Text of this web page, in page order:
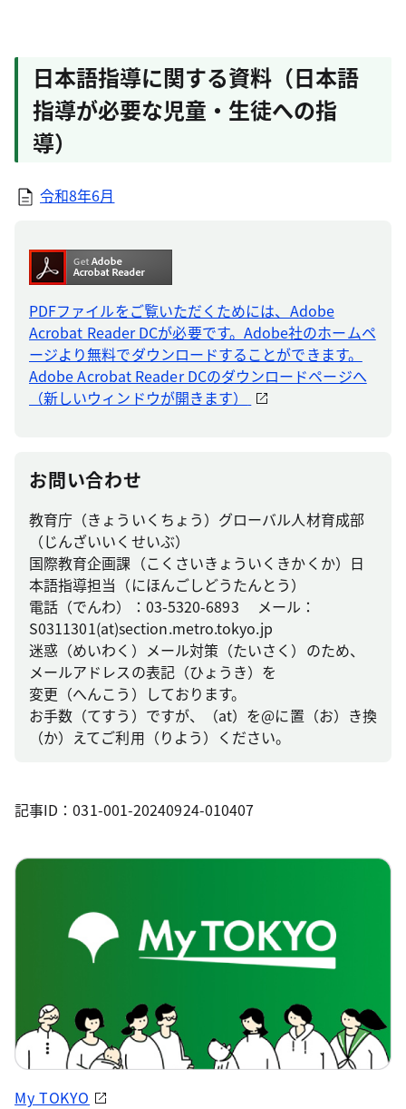
日本語指導に関する資料（日本語
指導が必要な児童・生徒への指
導）
令和8年6月
PDFファイルをご覧いただくためには、Adobe
Acrobat Reader DCが必要です。Adobe社のホームペ
ージより無料でダウンロードすることができます。
Adobe Acrobat Reader DCのダウンロードページへ
（新しいウィンドウが開きます）
お問い合わせ
教育庁（きょういくちょう）グローバル人材育成部
（じんざいいくせいぶ）
国際教育企画課（こくさいきょういくきかくか）日
本語指導担当（にほんごしどうたんとう）
電話（でんわ）：03-5320-6893 メール：
S0311301(at)section.metro.tokyo.jp
迷惑（めいわく）メール対策（たいさく）のため、
メールアドレスの表記（ひょうき）を
変更（へんこう）しております。
お手数（てすう）ですが、（at）を@に置（お）き換
（か）えてご利用（りよう）ください。
記事ID：031-001-20240924-010407
My TOKYO